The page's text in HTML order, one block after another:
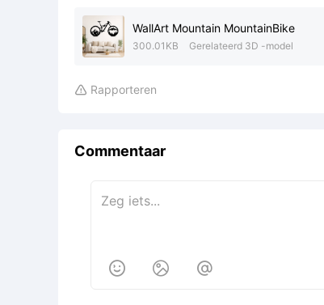
WallArt Mountain MountainBike
300.01KB Gerelateerd 3D -model
 Rapporteren
Commentaar
  